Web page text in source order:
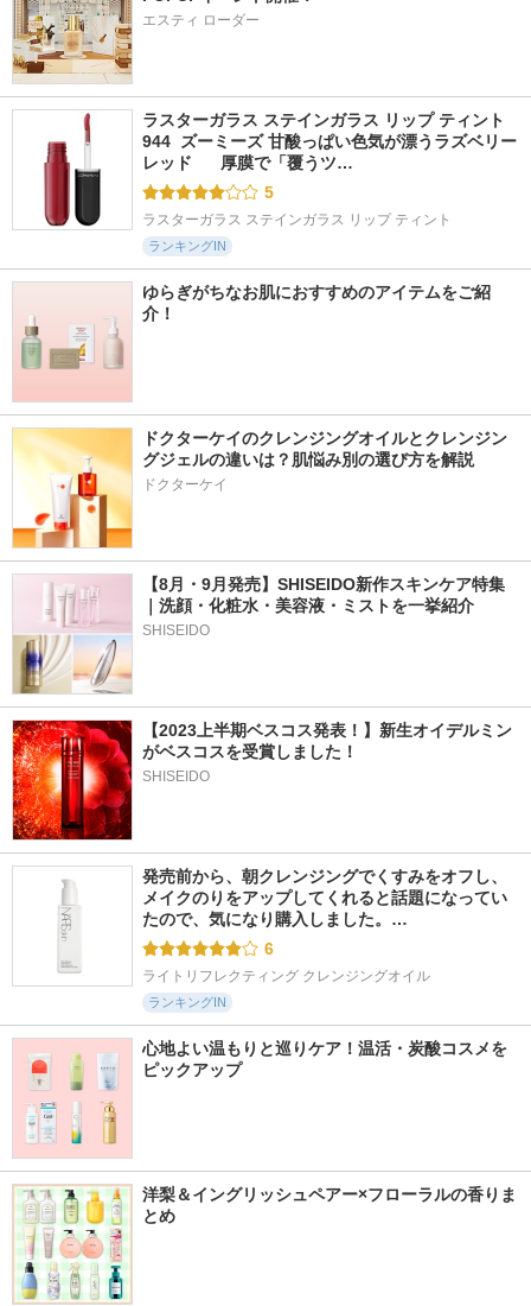
エスティ ローダー
ラスターガラス ステインガラス リップ ティント
944  ズーミーズ 甘酸っぱい色気が漂うラズベリー
レッド      厚膜で「覆うツ…
5
ラスターガラス ステインガラス リップ ティント
ランキングIN
ゆらぎがちなお肌におすすめのアイテムをご紹
介！
ドクターケイのクレンジングオイルとクレンジン
グジェルの違いは？肌悩み別の選び方を解説
ドクターケイ
【8月・9月発売】SHISEIDO新作スキンケア特集
｜洗顔・化粧水・美容液・ミストを一挙紹介
SHISEIDO
【2023上半期ベスコス発表！】新生オイデルミン
がベスコスを受賞しました！
SHISEIDO
発売前から、朝クレンジングでくすみをオフし、
メイクのりをアップしてくれると話題になってい
たので、気になり購入しました。…
6
ライトリフレクティング クレンジングオイル
ランキングIN
心地よい温もりと巡りケア！温活・炭酸コスメを
ピックアップ
洋梨＆イングリッシュペアー×フローラルの香りま
とめ